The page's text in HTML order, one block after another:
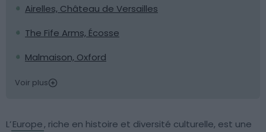
Airelles, Château de Versailles
The Fife Arms, Écosse
Malmaison, Oxford
Voir plus
L’Europe, riche en histoire et diversité culturelle, est une